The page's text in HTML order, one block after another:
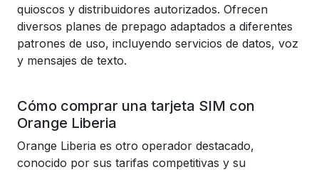
quioscos y distribuidores autorizados. Ofrecen
diversos planes de prepago adaptados a diferentes
patrones de uso, incluyendo servicios de datos, voz
y mensajes de texto.
Cómo comprar una tarjeta SIM con
Orange Liberia
Orange Liberia es otro operador destacado,
conocido por sus tarifas competitivas y su